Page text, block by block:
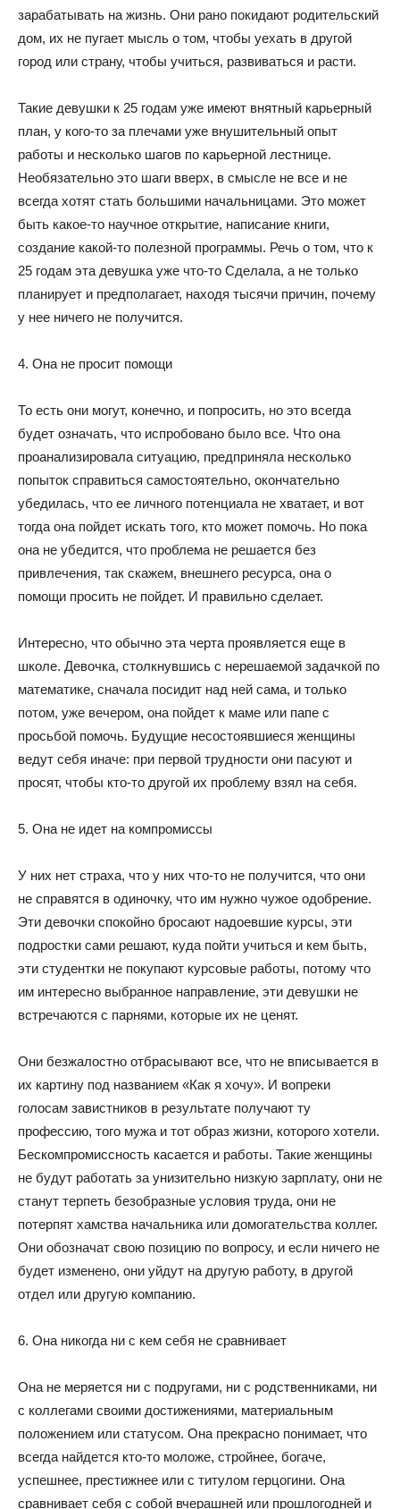
зарабатывать на жизнь. Они рано покидают родительский
дом, их не пугает мысль о том, чтобы уехать в другой
город или страну, чтобы учиться, развиваться и расти.
Такие девушки к 25 годам уже имеют внятный карьерный
план, у кого-то за плечами уже внушительный опыт
работы и несколько шагов по карьерной лестнице.
Необязательно это шаги вверх, в смысле не все и не
всегда хотят стать большими начальницами. Это может
быть какое-то научное открытие, написание книги,
создание какой-то полезной программы. Речь о том, что к
25 годам эта девушка уже что-то Сделала, а не только
планирует и предполагает, находя тысячи причин, почему
у нее ничего не получится.
4. Она не просит помощи
То есть они могут, конечно, и попросить, но это всегда
будет означать, что испробовано было все. Что она
проанализировала ситуацию, предприняла несколько
попыток справиться самостоятельно, окончательно
убедилась, что ее личного потенциала не хватает, и вот
тогда она пойдет искать того, кто может помочь. Но пока
она не убедится, что проблема не решается без
привлечения, так скажем, внешнего ресурса, она о
помощи просить не пойдет. И правильно сделает.
Интересно, что обычно эта черта проявляется еще в
школе. Девочка, столкнувшись с нерешаемой задачкой по
математике, сначала посидит над ней сама, и только
потом, уже вечером, она пойдет к маме или папе с
просьбой помочь. Будущие несостоявшиеся женщины
ведут себя иначе: при первой трудности они пасуют и
просят, чтобы кто-то другой их проблему взял на себя.
5. Она не идет на компромиссы
У них нет страха, что у них что-то не получится, что они
не справятся в одиночку, что им нужно чужое одобрение.
Эти девочки спокойно бросают надоевшие курсы, эти
подростки сами решают, куда пойти учиться и кем быть,
эти студентки не покупают курсовые работы, потому что
им интересно выбранное направление, эти девушки не
встречаются с парнями, которые их не ценят.
Они безжалостно отбрасывают все, что не вписывается в
их картину под названием «Как я хочу». И вопреки
голосам завистников в результате получают ту
профессию, того мужа и тот образ жизни, которого хотели.
Бескомпромиссность касается и работы. Такие женщины
не будут работать за унизительно низкую зарплату, они не
станут терпеть безобразные условия труда, они не
потерпят хамства начальника или домогательства коллег.
Они обозначат свою позицию по вопросу, и если ничего не
будет изменено, они уйдут на другую работу, в другой
отдел или другую компанию.
6. Она никогда ни с кем себя не сравнивает
Она не меряется ни с подругами, ни с родственниками, ни
с коллегами своими достижениями, материальным
положением или статусом. Она прекрасно понимает, что
всегда найдется кто-то моложе, стройнее, богаче,
успешнее, престижнее или с титулом герцогини. Она
сравнивает себя с собой вчерашней или прошлогодней и